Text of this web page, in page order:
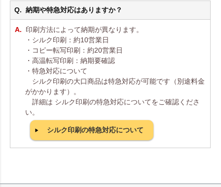
納期や特急対応はありますか？
印刷方法によって納期が異なります。
・シルク印刷：約10営業日
・コピー転写印刷：約20営業日
・高温転写印刷：納期要確認
・特急対応について
シルク印刷の大口商品は特急対応が可能です（別途料金
がかかります）。
詳細は シルク印刷の特急対応についてをご確認くださ
い。
シルク印刷の特急対応について